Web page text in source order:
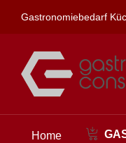
Gastronomiebedarf
Home